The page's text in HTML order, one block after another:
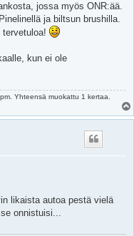
jossa myös ONR:ää.
ja biltsun brushilla.
tervetuloa!
kun ei ole
Yhteensä muokattu 1 kertaa.
l
likaista autoa pestä vielä
onnistuisi...